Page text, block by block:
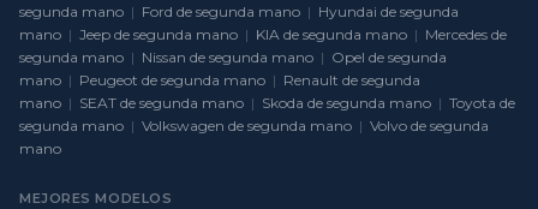
segunda mano | Ford de segunda mano | Hyundai de segunda
mano | Jeep de segunda mano | KIA de segunda mano | Mercedes de
segunda mano | Nissan de segunda mano | Opel de segunda
mano | Peugeot de segunda mano | Renault de segunda
mano | SEAT de segunda mano | Skoda de segunda mano | Toyota de
segunda mano | Volkswagen de segunda mano | Volvo de segunda
mano
MEJORES MODELOS